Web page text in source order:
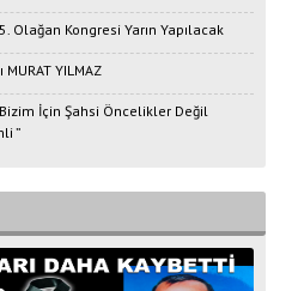
Olağan Kongresi Yarın Yapılacak
YILMAZ
İçin Şahsi Öncelikler Değil
”